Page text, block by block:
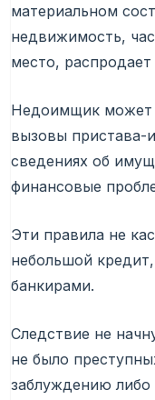
материальном
недвижимость,
место,
Недоимщик может
вызовы пристава-
сведениях об
финансовые
Эти правила не
небольшой
банкирами.
Следствие не
не было
заблуждению